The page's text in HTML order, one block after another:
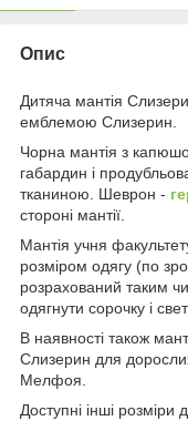
Опис
Дитяча мантія
емблемою Слизерин.
Чорна мантія з
габардин і
тканиною. Шеврон -
стороні мантії.
Мантія учня
розміром одягу (по
розрахований таким
одягнути сорочку і
В наявності також
Слизерин для
Мелфоя.
Доступні інші